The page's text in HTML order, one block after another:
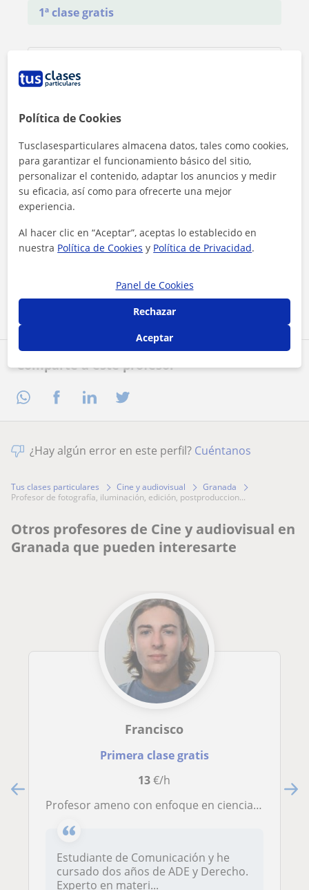
Comparte a este profesor
1ª clase gratis
Al hacer clic, aceptas nuestroaviso legaly deprivacidad
Contactar ahora
¿Hay algún error en este perfil? Cuéntanos
Tus clases particulares Cine y audiovisual
Granada
profesor de fotografía, iluminación, edición, postproduccion...
Otros profesores de Cine y audiovisual en
Granada que pueden interesarte
Francisco
Primera clase gratis
13€/h
Profesor ameno con enfoque en ciencias sociales. Pedagogía y prácticas
Estudiante de Comunicación y he
cursado dos años de ADE y Derecho.
Experto en materi...
Política de Cookies
Tusclasesparticulares almacena datos, tales como cookies,
para garantizar el funcionamiento básico del sitio,
personalizar el contenido, adaptar los anuncios y medir
su eficacia, así como para ofrecerte una mejor
experiencia.
Al hacer clic en “Aceptar”, aceptas lo establecido en
nuestra Política de Cookies y Política de Privacidad.
Panel de Cookies
Rechazar
Aceptar